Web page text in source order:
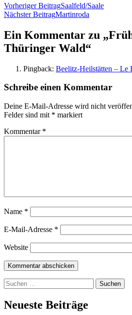
Beitragsnavigation
Vorheriger BeitragSaalfeld/Saale
Nächster BeitragMartinroda
Ein Kommentar zu „
Thüringer Wald“
Pingback: Beelitz-Heilstätten –
Schreibe einen Kommentar
Deine E-Mail-Adresse wird nicht
Felder sind mit * markiert
Kommentar *
Name *
E-Mail-Adresse *
Website
Suchen
nach:
Neueste Beiträge